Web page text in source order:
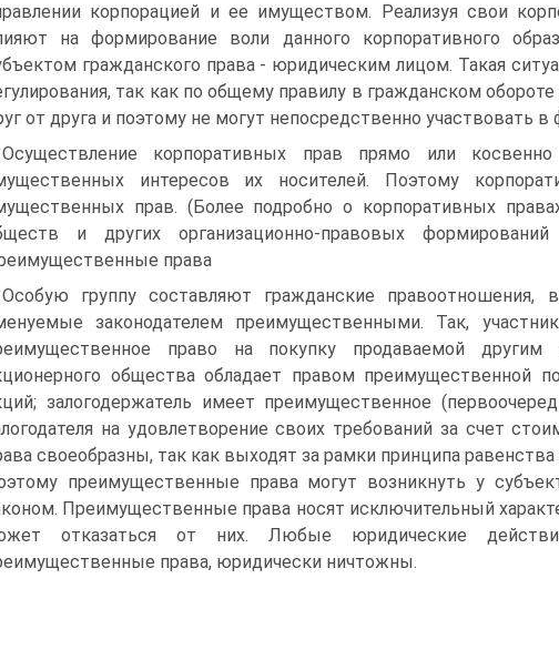
корпорацией и ее имуществом. Реализуя свои
на формирование воли данного корпоративного
гражданского права - юридическим лицом. Такая
так как по общему правилу в гражданском
от друга и поэтому не могут непосредственно участвовать
Осуществление корпоративных прав прямо или
интересов их носителей. Поэтому
прав. (Более подробно о корпоративных
и других организационно-правовых
права
Особую группу составляют гражданские
законодателем преимущественными. Так,
право на покупку продаваемой другим
общества обладает правом преимущественной
залогодержатель имеет преимущественное
на удовлетворение своих требований за счет
своеобразны, так как выходят за рамки принципа
преимущественные права могут возникнуть у
Преимущественные права носят исключительный
отказаться от них. Любые юридические
права, юридически ничтожны.